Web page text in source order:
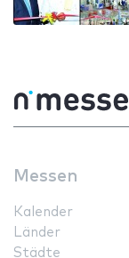
Messen
Kalender
Länder
Städte